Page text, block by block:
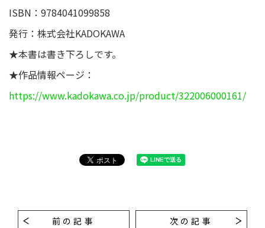
ISBN：9784041099858
発行：株式会社KADOKAWA
★本書は書き下ろしです。
★作品情報ページ：
https://www.kadokawa.co.jp/product/322006000161/
前の記事 次の記事